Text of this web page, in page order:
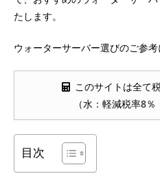
たします。
ウォーターサーバー選びのご参
このサイトは全て
（水：軽減税率8％
目次